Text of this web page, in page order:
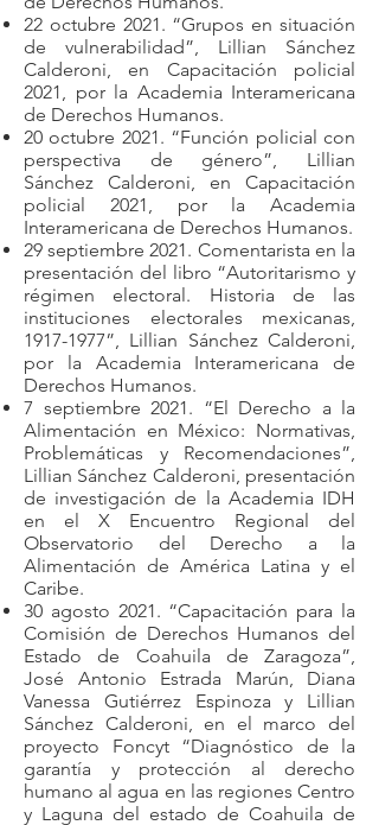
22 octubre 2021. “Grupos en situación
de vulnerabilidad”, Lillian Sánchez
Calderoni, en Capacitación policial
2021, por la Academia Interamericana
de Derechos Humanos.
20 octubre 2021. “Función policial con
perspectiva de género”, Lillian
Sánchez Calderoni, en Capacitación
policial 2021, por la Academia
Interamericana de Derechos Humanos.
29 septiembre 2021. Comentarista en la
presentación del libro “Autoritarismo y
régimen electoral. Historia de las
instituciones electorales mexicanas,
1917-1977”, Lillian Sánchez Calderoni,
por la Academia Interamericana de
Derechos Humanos.
7 septiembre 2021. “El Derecho a la
Alimentación en México: Normativas,
Problemáticas y Recomendaciones”,
Lillian Sánchez Calderoni, presentación
de investigación de la Academia IDH
en el X Encuentro Regional del
Observatorio del Derecho a la
Alimentación de América Latina y el
Caribe.
30 agosto 2021. “Capacitación para la
Comisión de Derechos Humanos del
Estado de Coahuila de Zaragoza”,
José Antonio Estrada Marún, Diana
Vanessa Gutiérrez Espinoza y Lillian
Sánchez Calderoni, en el marco del
proyecto Foncyt “Diagnóstico de la
garantía y protección al derecho
humano al agua en las regiones Centro
y Laguna del estado de Coahuila de